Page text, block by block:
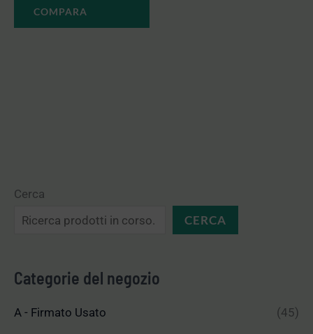
Cerca
CERCA
Categorie del negozio
A - Firmato Usato (45)
COMPARA